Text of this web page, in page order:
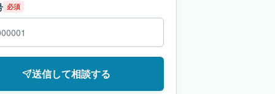
必須
送信して相談する